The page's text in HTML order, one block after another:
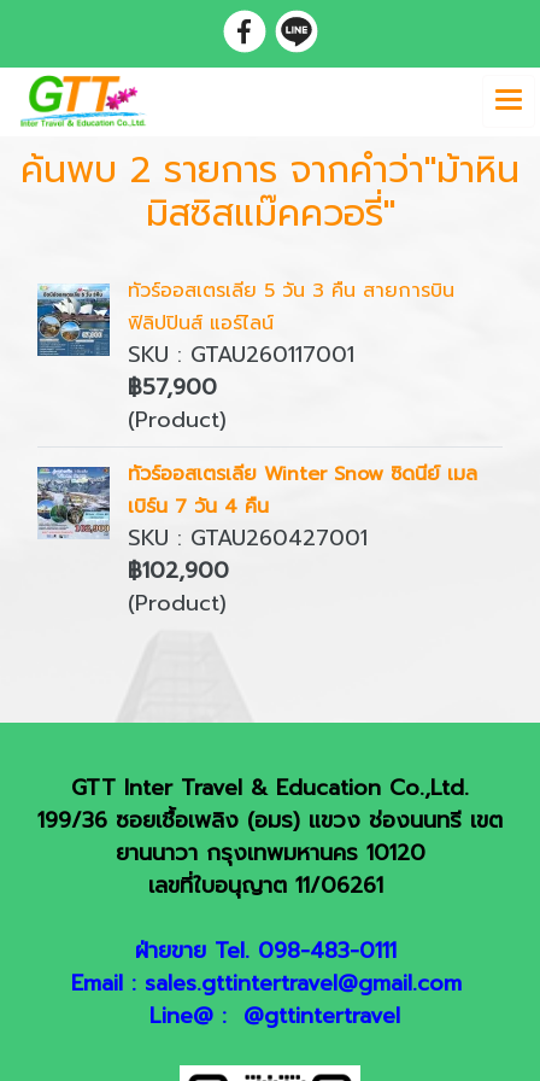
ค้นพบ 2 รายการ จากคำว่า"ม้าหิน
มิสซิสแม๊คควอรี่"
ทัวร์ออสเตรเลีย 5 วัน 3 คืน สายการบิน
ฟิลิปปินส์ แอร์ไลน์
SKU : GTAU260117001
฿57,900
(Product)
ทัวร์ออสเตรเลีย Winter Snow ซิดนีย์ เมล
เบิร์น 7 วัน 4 คืน
SKU : GTAU260427001
฿102,900
(Product)
GTT Inter Travel & Education Co.,Ltd.
199/36 ซอยเชื้อเพลิง (อมร) แขวง ช่องนนทรี เขต
ยานนาวา กรุงเทพมหานคร 10120
เลขที่ใบอนุญาต 11/06261
ฝ่ายขาย Tel. 098-483-0111
Email : sales.gttintertravel@gmail.com
Line@ : @gttintertravel